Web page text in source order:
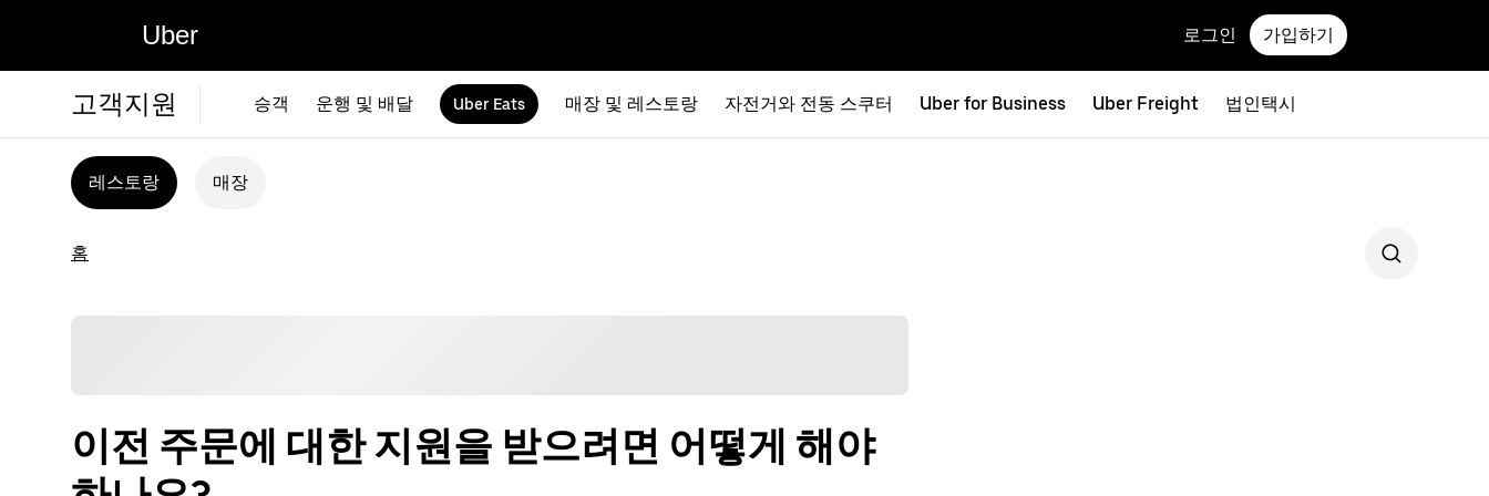
Uber 로그인 가입하기
고객지원 승객 운행 및 배달 Uber Eats 매장 및 레스토랑 자전거와 전동 스쿠터 Uber for Business Uber Freight 법인택시
레스토랑 매장
홈
이전 주문에 대한 지원을 받으려면 어떻게 해야